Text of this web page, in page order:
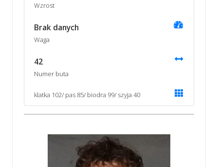
Wzrost
Brak danych
Waga
42
Numer buta
klatka 102/ pas 85/ biodra 99/ szyja 40